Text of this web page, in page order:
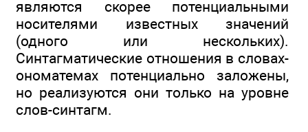
являются скорее потенциальными
носителями известных значений
(одного или нескольких).
Синтагматические отношения в словах-
ономатемах потенциально заложены,
но реализуются они только на уровне
слов-синтагм.